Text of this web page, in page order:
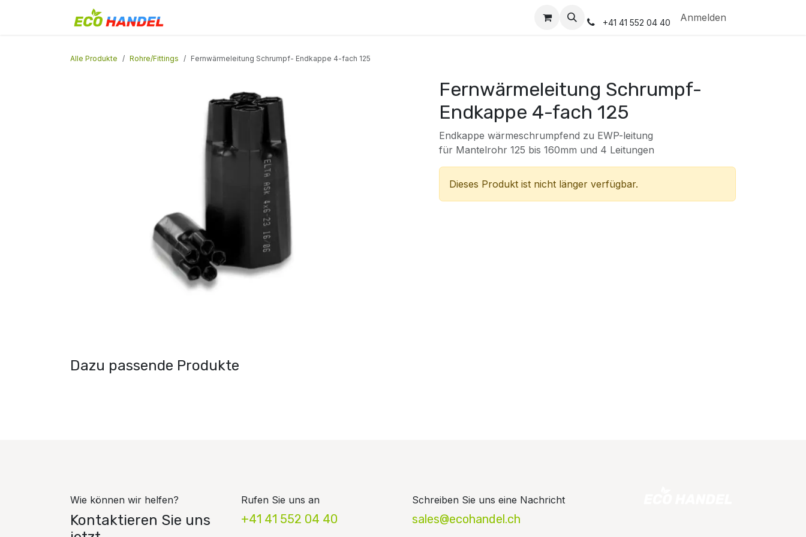
+41 41 552 04 40 Anmelden
Alle Produkte Rohre/Fittings Fernwärmeleitung Schrumpf- Endkappe 4-fach 125
Fernwärmeleitung Schrumpf-
Endkappe 4-fach 125
Endkappe wärmeschrumpfend zu EWP-leitung
für Mantelrohr 125 bis 160mm und 4 Leitungen
Dieses Produkt ist nicht länger verfügbar.
Dazu passende Produkte
Wie können wir helfen?
Kontaktieren Sie uns
Rufen Sie uns an
+41 41 552 04 40
Schreiben Sie uns eine Nachricht
sales@ecohandel.ch